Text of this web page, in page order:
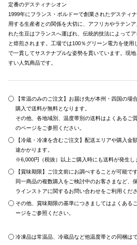
定番のデスティナシオン
1999年にフランス・ボルドーで創業されたデスティ
用する生産者との関係を大切に、アフリカやラテン
れた生豆はフランスへ運ばれ、伝統的技法によって
と焙煎されます。工場では100％グリーン電力を使用
で一貫してサステナブルな姿勢を貫いています。現
すい人気商品です。
【常温のみのご注文】お届け先が本州・四国の場
購入で送料が無料となります。
その他、各地域別、温度帯別の送料はよくあるご
のページをご参照ください。
【冷蔵・冷凍を含むご注文】配送エリアや購入金
途かかります。
※6,000円（税抜）以上ご購入時にも送料が発生し
【賞味期限】ご注文前にお調べすることが可能です
同一商品の複数購入をご検討中のお客さまなど、
ラインストアに関するお問い合わせをご利用くださ
その他、賞味期限の基準につきましてはよくある
ージをご参照ください。
冷凍品は常温品、冷蔵品など他温度帯との同梱はで